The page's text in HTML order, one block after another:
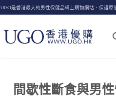
UGO是香港最大的男性保健品網上購物網站、保證原
間歇性斷食與男